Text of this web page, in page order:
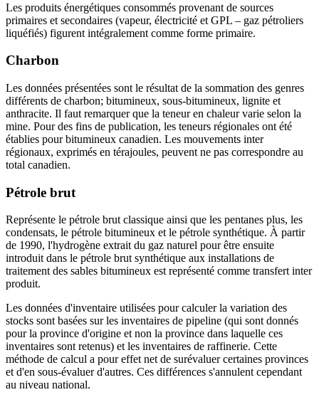
Les produits énergétiques consommés provenant de sources
primaires et secondaires (vapeur, électricité et GPL – gaz pétroliers
liquéfiés) figurent intégralement comme forme primaire.
Charbon
Les données présentées sont le résultat de la sommation des genres
différents de charbon; bitumineux, sous-bitumineux, lignite et
anthracite. Il faut remarquer que la teneur en chaleur varie selon la
mine. Pour des fins de publication, les teneurs régionales ont été
établies pour bitumineux canadien. Les mouvements inter
régionaux, exprimés en térajoules, peuvent ne pas correspondre au
total canadien.
Pétrole brut
Représente le pétrole brut classique ainsi que les pentanes plus, les
condensats, le pétrole bitumineux et le pétrole synthétique. À partir
de 1990, l'hydrogène extrait du gaz naturel pour être ensuite
introduit dans le pétrole brut synthétique aux installations de
traitement des sables bitumineux est représenté comme transfert inter
produit.
Les données d'inventaire utilisées pour calculer la variation des
stocks sont basées sur les inventaires de pipeline (qui sont donnés
pour la province d'origine et non la province dans laquelle ces
inventaires sont retenus) et les inventaires de raffinerie. Cette
méthode de calcul a pour effet net de surévaluer certaines provinces
et d'en sous-évaluer d'autres. Ces différences s'annulent cependant
au niveau national.